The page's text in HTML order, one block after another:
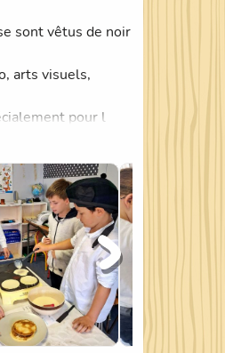
sont vêtus de noir
arts visuels,
pour l